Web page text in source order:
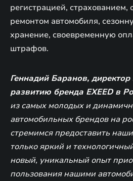
регистрацией,
ремонтом автомобиля,
хранение, своевременную
штрафов.
Геннадий Баранов,
развитию бренда EXEED в
из самых молодых и
автомобильных брендов на
стремимся предоставить
только яркий и
новый, уникальный опыт
пользования нашими